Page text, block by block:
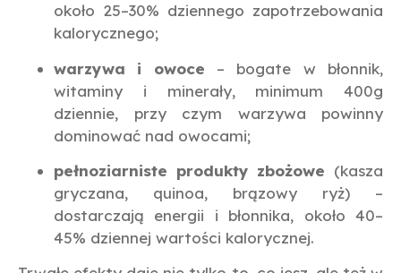
około 25–30% dziennego zapotrzebowania
kalorycznego;
warzywa i owoce – bogate w błonnik,
witaminy i minerały, minimum 400g
dziennie, przy czym warzywa powinny
dominować nad owocami;
pełnoziarniste produkty zbożowe (kasza
gryczana, quinoa, brązowy ryż) –
dostarczają energii i błonnika, około 40–
45% dziennej wartości kalorycznej.